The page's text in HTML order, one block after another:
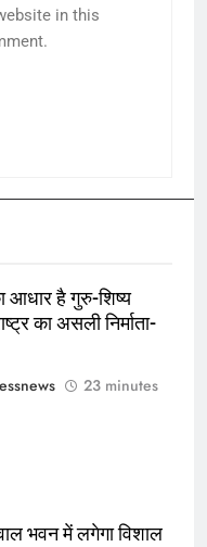
in this
आधार है गुरु-शिष्य
का असली निर्माता-
23 minutes
भवन में लगेगा विशाल